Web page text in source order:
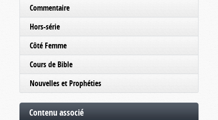
Commentaire
Hors-série
Côté Femme
Cours de Bible
Nouvelles et Prophéties
Contenu associé